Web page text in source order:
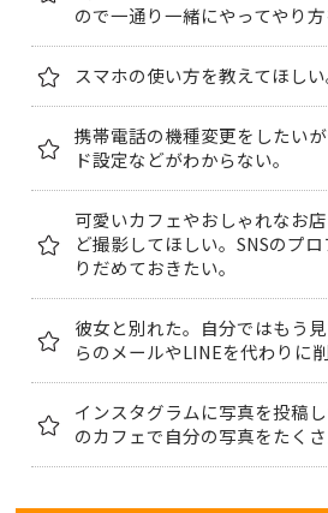
ので一通り一緒にやってやり方
スマホの使い方を教えてほしい
携帯電話の機種変更をしたい
ド設定などがわからない。
可愛いカフェやおしゃれなお
ど撮影してほしい。SNSのプ
りだめておきたい。
彼女と別れた。自分ではもう
らのメールやLINEを代わりに
インスタグラムに写真を投稿
のカフェで自分の写真をたくさ